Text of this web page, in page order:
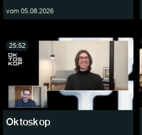
vom 05.08.2026
Oktoskop
25:52